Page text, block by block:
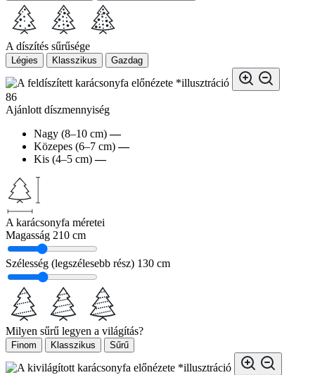
A díszítés sűrűsége
Légies Klasszikus Gazdag
*illusztráció
86
Ajánlott díszmennyiség
Nagy (8–10 cm) —
Közepes (6–7 cm) —
Kis (4–5 cm) —
A karácsonyfa méretei
Magasság 210 cm
Szélesség (legszélesebb rész) 130 cm
Milyen sűrű legyen a világítás?
Finom Klasszikus Sűrű
*illusztráció